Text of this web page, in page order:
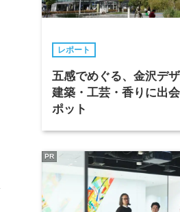
レポート
五感でめぐる、金沢デザ
建築・工芸・香りに出
ポット
PR